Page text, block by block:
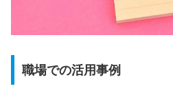
職場での活用事例